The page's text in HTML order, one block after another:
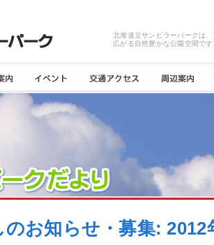
北海道立サンピラーパークは
広がる自然豊かな公園空間です
のお知らせ・募集: 2012